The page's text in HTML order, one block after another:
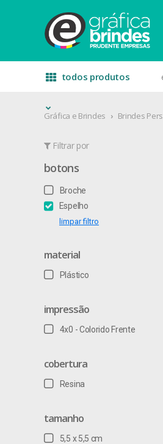
todos produtos
Gráfica e Brindes Brindes
Filtrar por
botons
Broche
Espelho
limpar filtro
material
Plástico
impressão
4x0 - Colorido Frente
cobertura
Resina
tamanho
5,5 x 5,5 cm